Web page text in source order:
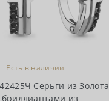
Есть в наличии
Серьги из Золота
бриллиантами из